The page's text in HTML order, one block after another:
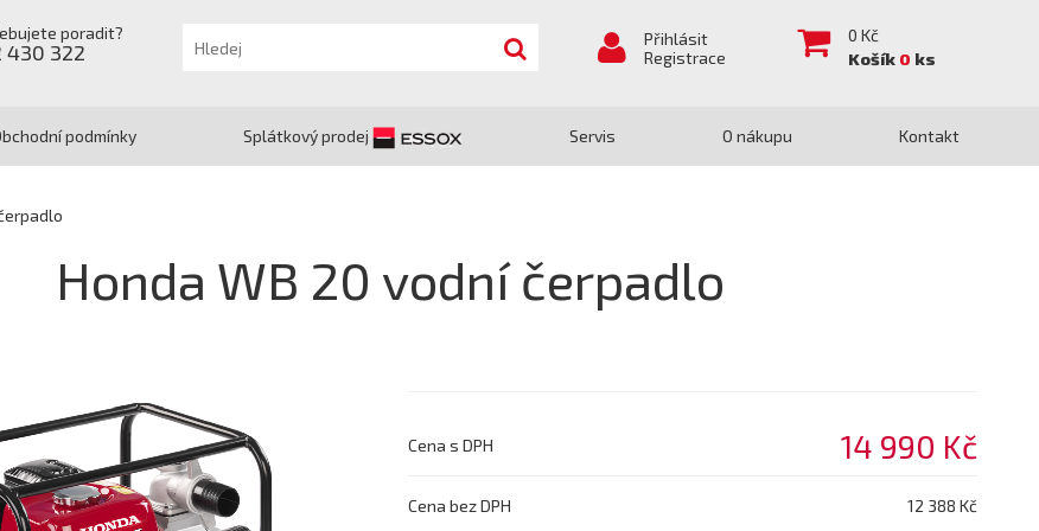
poradit?
430 322
Přihlásit
Registrace
0 Kč
Košík 0 ks
podmínky Splátkový prodej Servis O nákupu Kontakt
Honda WB 20 vodní čerpadlo
Cena s DPH 14 990 Kč
Cena bez DPH 12 388 Kč